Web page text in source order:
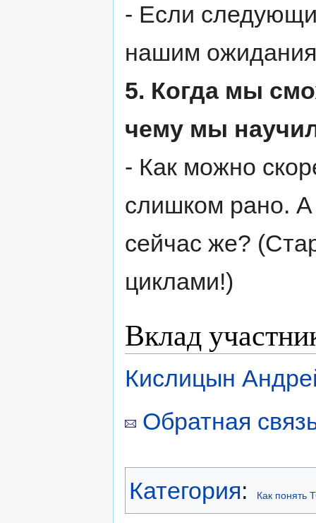
- Если
нашим
5. Когда мы
чему мы
- Как можно
слишком рано. А
сейчас же?
циклами!)
Вклад
Кислицын
Обратная
Категория: Как понять